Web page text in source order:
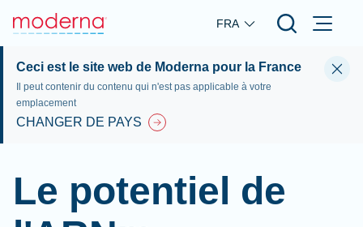
Skip to main content
FRA
Ceci est le site web de Moderna pour la France
Il peut contenir du contenu qui n'est pas applicable à votre
emplacement
CHANGER DE PAYS
Le potentiel de